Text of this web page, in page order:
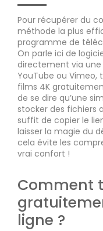
Pour récupérer du
méthode la plus
programme de
On parle ici de
directement via une
YouTube ou Vimeo,
films 4K
de se dire qu’une
stocker des fichiers
suffit de copier le
laisser la magie du
cela évite les
vrai confort !
Comment
ligne ?